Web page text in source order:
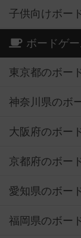
子供向けボー
ボードゲ
東京都のボー
神奈川県のボ
大阪府のボー
京都府のボー
愛知県のボー
福岡県のボー